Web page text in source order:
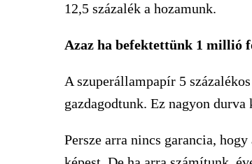
12,5 százalék a hozamunk.
Azaz ha befektettünk 1 millió
A szuperállampapír 5
gazdagodtunk. Ez nagyon
Persze arra nincs garancia,